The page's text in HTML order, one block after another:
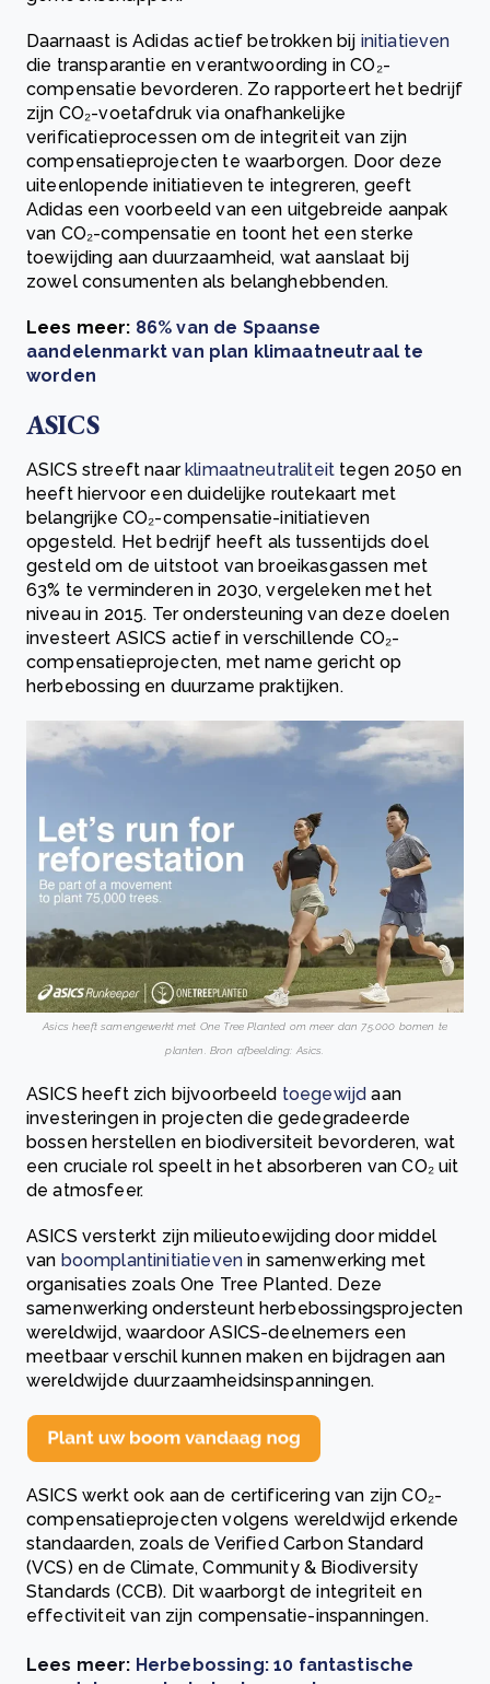
Daarnaast is Adidas actief betrokken bij initiatieven
die transparantie en verantwoording in CO₂-
compensatie bevorderen. Zo rapporteert het bedrijf
zijn CO₂-voetafdruk via onafhankelijke
verificatieprocessen om de integriteit van zijn
compensatieprojecten te waarborgen. Door deze
uiteenlopende initiatieven te integreren, geeft
Adidas een voorbeeld van een uitgebreide aanpak
van CO₂-compensatie en toont het een sterke
toewijding aan duurzaamheid, wat aanslaat bij
zowel consumenten als belanghebbenden.
Lees meer: 86% van de Spaanse
aandelenmarkt van plan klimaatneutraal te
worden
ASICS
ASICS streeft naarklimaatneutraliteit tegen 2050 en
heeft hiervoor een duidelijke routekaart met
belangrijke CO₂-compensatie-initiatieven
opgesteld. Het bedrijf heeft als tussentijds doel
gesteld om de uitstoot van broeikasgassen met
63% te verminderen in 2030, vergeleken met het
niveau in 2015. Ter ondersteuning van deze doelen
investeert ASICS actief in verschillende CO₂-
compensatieprojecten, met name gericht op
herbebossing en duurzame praktijken.
Asics heeft samengewerkt met One Tree Planted om meer dan 75.000 bomen te
planten. Bron afbeelding: Asics.
ASICS heeft zich bijvoorbeeld toegewijd aan
investeringen in projecten die gedegradeerde
bossen herstellen en biodiversiteit bevorderen, wat
een cruciale rol speelt in het absorberen van CO₂ uit
de atmosfeer.
ASICS versterkt zijn milieutoewijding door middel
van boomplantinitiatieven in samenwerking met
organisaties zoals One Tree Planted. Deze
samenwerking ondersteunt herbebossingsprojecten
wereldwijd, waardoor ASICS-deelnemers een
meetbaar verschil kunnen maken en bijdragen aan
wereldwijde duurzaamheidsinspanningen.
ASICS werkt ook aan de certificering van zijn CO₂-
compensatieprojecten volgens wereldwijd erkende
standaarden, zoals de Verified Carbon Standard
(VCS) en de Climate, Community & Biodiversity
Standards (CCB). Dit waarborgt de integriteit en
effectiviteit van zijn compensatie-inspanningen.
Lees meer: Herbebossing: 10 fantastische